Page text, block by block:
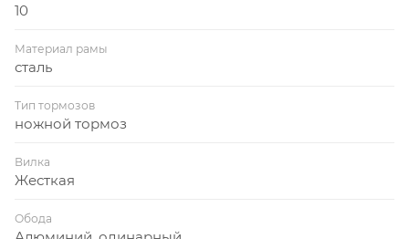
10
Материал рамы
сталь
Тип тормозов
ножной тормоз
Вилка
Жесткая
Обода